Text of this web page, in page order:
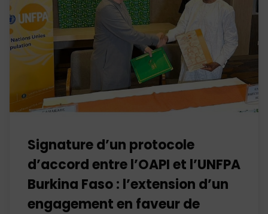
Signature d’un protocole
d’accord entre l’OAPI et l’UNFPA
Burkina Faso : l’extension d’un
engagement en faveur de